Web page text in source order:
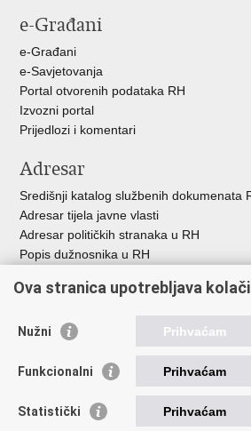
Facebooku
X-
e-Građani
e-Građani
e-Savjetovanja
Portal otvorenih podataka RH
Izvozni portal
Prijedlozi i komentari
Adresar
Središnji katalog službenih dokumenata
Adresar tijela javne vlasti
Adresar političkih stranaka u RH
Popis dužnosnika u RH
Pozivi za žurnu pomoć
Važne poveznice
Strukturni i investicijski fondovi
Središnja agencija za financiranje i
Predstavništvo Europske komisije u
Ova stranica upotrebljava
Nužni Prihvaćam
Funkcionalni Prihvaćam
Statistički Prihvaćam